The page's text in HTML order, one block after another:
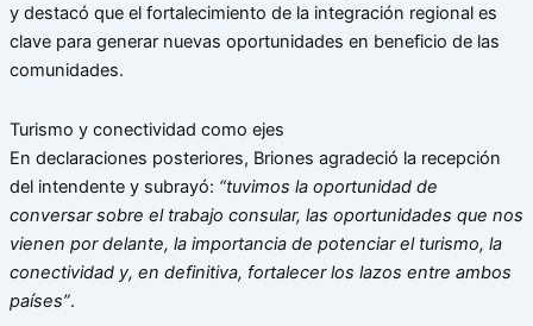
y destacó que el fortalecimiento de la integración regional es
clave para generar nuevas oportunidades en beneficio de las
comunidades.
Turismo y conectividad como ejes
En declaraciones posteriores, Briones agradeció la recepción
del intendente y subrayó: “tuvimos la oportunidad de
conversar sobre el trabajo consular, las oportunidades que nos
vienen por delante, la importancia de potenciar el turismo, la
conectividad y, en definitiva, fortalecer los lazos entre ambos
países”.